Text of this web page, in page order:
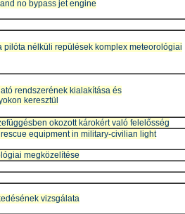
no bypass jet engine
pilóta nélküli repülések komplex meteorológiai
rendszerének kialakítása és
keresztül
okozott károkért való felelősség
equipment in military-civilian light
megközelítése
vizsgálata